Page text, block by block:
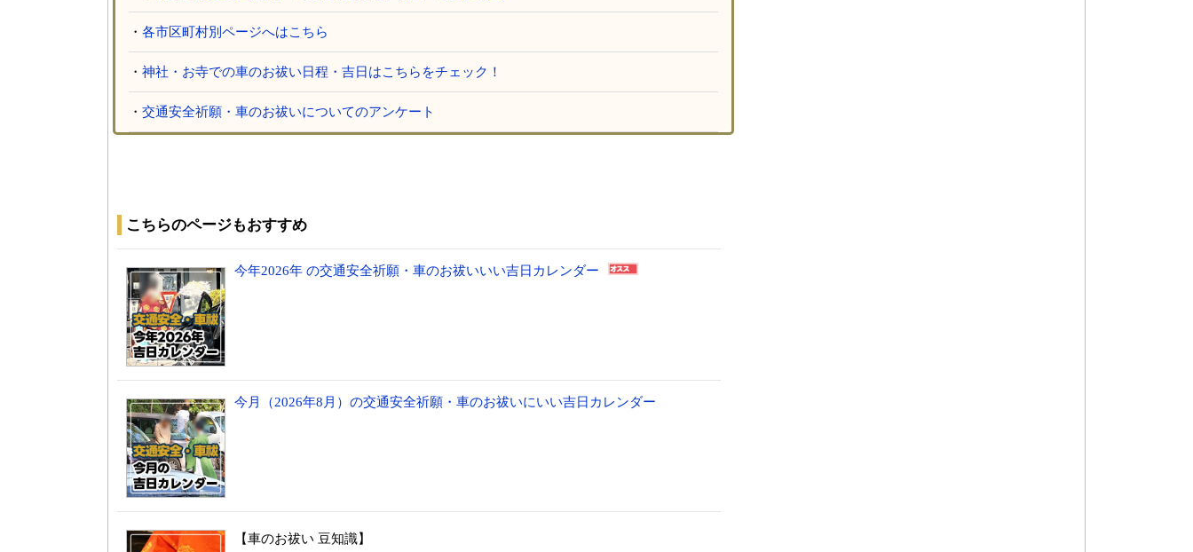
・ 各市区町村別ページへはこちら
・ 神社・お寺での車のお祓い日程・吉日はこちらをチェック！
・ 交通安全祈願・車のお祓いについてのアンケート
こちらのページもおすすめ
今年2026年 の交通安全祈願・車のお祓いいい吉日カレンダー
今月（2026年8月）の交通安全祈願・車のお祓いにいい吉日カレンダー
【車のお祓い 豆知識】